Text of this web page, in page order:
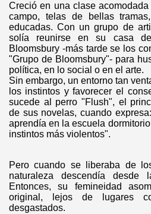
Creció en una clase
campo, telas de bellas
educadas. Con un grupo de
solía reunirse en su casa
Bloomsbury -más tarde se los
"Grupo de Bloomsbury"- para
política, en lo social o en el arte.
Sin embargo, un entorno tan
los instintos y favorecer el
sucede al perro "Flush", el
de sus novelas, cuando
aprendía en la escuela
instintos más violentos".
Pero cuando se liberaba de
naturaleza descendía
Entonces, su femineidad
original, lejos de lugares
desgastados.